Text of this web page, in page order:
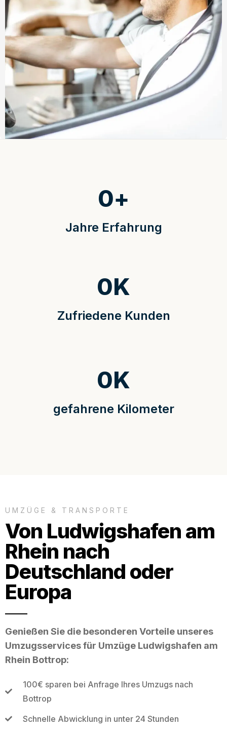
Jahre Erfahrung
0+
Zufriedene Kunden
0K
gefahrene Kilometer
0K
UMZÜGE & TRANSPORTE
Von Ludwigshafen am
Rhein nach
Deutschland oder
Europa
Genießen Sie die besonderen Vorteile unseres
Umzugsservices für Umzüge Ludwigshafen am
Rhein Bottrop:
100€ sparen bei Anfrage Ihres Umzugs nach
Bottrop
Schnelle Abwicklung in unter 24 Stunden